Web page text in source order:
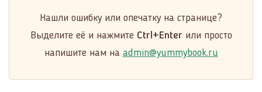
Нашли ошибку или опечатку на странице?
Выделите её и нажмите Ctrl+Enter или просто
напишите нам на admin@yummybook.ru